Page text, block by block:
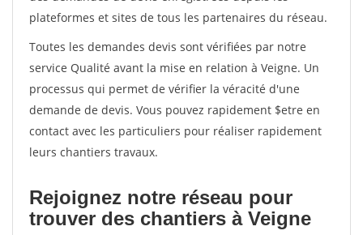
plateformes et sites de tous les partenaires du réseau.
Toutes les demandes devis sont vérifiées par notre
service Qualité avant la mise en relation à Veigne. Un
processus qui permet de vérifier la véracité d'une
demande de devis. Vous pouvez rapidement $etre en
contact avec les particuliers pour réaliser rapidement
leurs chantiers travaux.
Rejoignez notre réseau pour
trouver des chantiers à Veigne